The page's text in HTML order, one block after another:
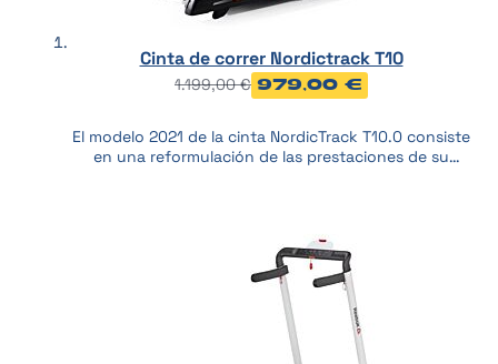
Cinta de correr Nordictrack T10
979,00 €
1.199,00 €
El modelo 2021 de la cinta NordicTrack T10.0 consiste
en una reformulación de las prestaciones de su
modelos parten de la misma base, van dirigidas al
mismo público y hacia un uso doméstico.